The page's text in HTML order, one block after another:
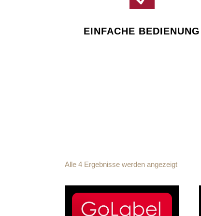
EINFACHE BEDIENUNG
Alle 4 Ergebnisse werden angezeigt